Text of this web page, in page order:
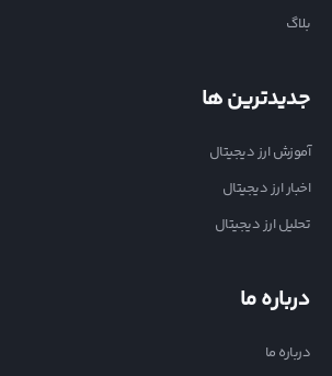
بلاگ
جدیدترین ها
آموزش ارز دیجیتال
اخبار ارز دیجیتال
تحلیل ارز دیجیتال
درباره ما
درباره ما